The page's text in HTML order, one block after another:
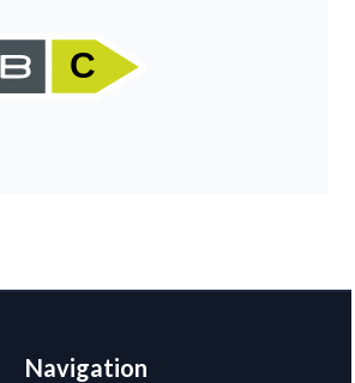
C
Navigation